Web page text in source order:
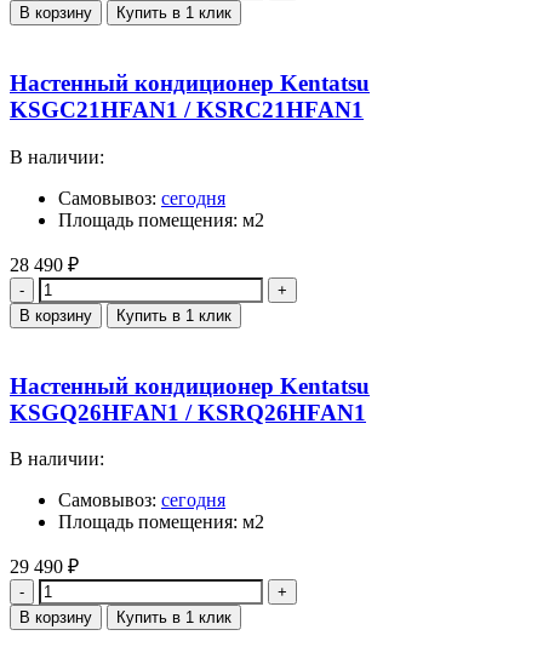
В корзину Купить в 1 клик
Настенный кондиционер Kentatsu
KSGC21HFAN1 / KSRC21HFAN1
В наличии:
Самовывоз: сегодня
Площадь помещения: м2
28 490 ₽
Количество
В корзину Купить в 1 клик
Настенный кондиционер Kentatsu
KSGQ26HFAN1 / KSRQ26HFAN1
В наличии:
Самовывоз: сегодня
Площадь помещения: м2
29 490 ₽
Количество
В корзину Купить в 1 клик